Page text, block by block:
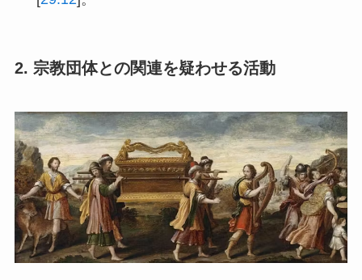
2. 宗教団体との関連を疑わせる活動